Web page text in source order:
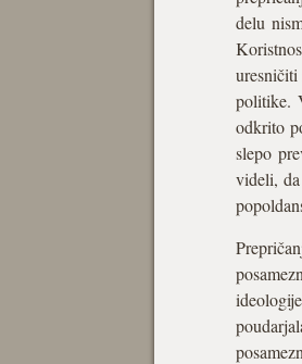
delu
politike.
odkrito
slepo
videli,